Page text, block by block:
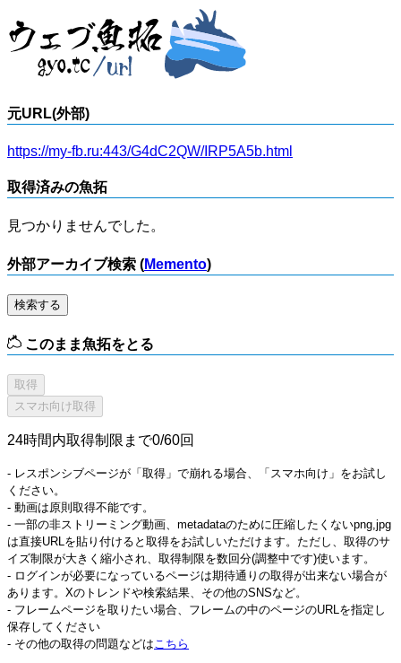
元URL(外部)
https://my-fb.ru:443/G4dC2QW/IRP5A5b.html
取得済みの魚拓
見つかりませんでした。
外部アーカイブ検索 (Memento)
検索する
このまま魚拓をとる
24時間内取得制限まで0/60回
- レスポンシブページが「取得」で崩れる場合、「スマホ向け」をお試し
ください。
- 動画は原則取得不能です。
- 一部の非ストリーミング動画、metadataのために圧縮したくないpng,jpg
は直接URLを貼り付けると取得をお試しいただけます。ただし、取得のサ
イズ制限が大きく縮小され、取得制限を数回分(調整中です)使います。
- ログインが必要になっているページは期待通りの取得が出来ない場合が
あります。Xのトレンドや検索結果、その他のSNSなど。
- フレームページを取りたい場合、フレームの中のページのURLを指定し
保存してください
- その他の取得の問題などはこちら